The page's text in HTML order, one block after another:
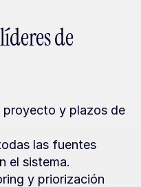
de
proyecto y plazos de
las fuentes
el sistema.
y priorización